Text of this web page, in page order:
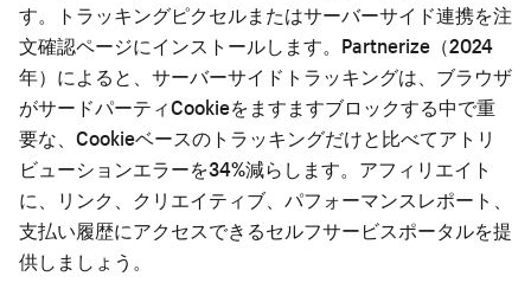
す。トラッキングピクセルまたはサーバーサイド連携を注
文確認ページにインストールします。Partnerize（2024
年）によると、サーバーサイドトラッキングは、ブラウザ
がサードパーティCookieをますますブロックする中で重
要な、Cookieベースのトラッキングだけと比べてアトリ
ビューションエラーを34%減らします。アフィリエイト
に、リンク、クリエイティブ、パフォーマンスレポート、
支払い履歴にアクセスできるセルフサービスポータルを提
供しましょう。